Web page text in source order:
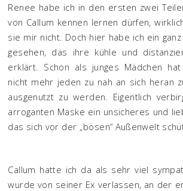
Renee habe ich in den ersten zwei
von Callum kennen lernen dürfen,
sie mir nicht. Doch hier habe ich ein
gesehen, das ihre kühle und
erklärt. Schon als junges Mädchen
nicht mehr jeden zu nah an sich heran
ausgenutzt zu werden. Eigentlich
arroganten Maske ein unsicheres und
das sich vor der „bösen“ Außenwelt
Callum hatte ich da als sehr viel
wurde von seiner Ex verlassen, an der